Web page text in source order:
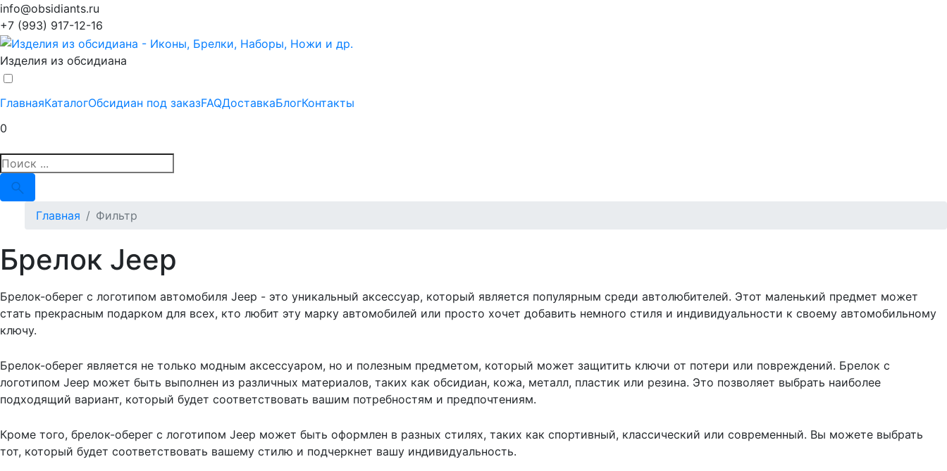
info@obsidiants.ru
+7 (993) 917-12-16
Изделия из обсидиана
ГлавнаяКаталогОбсидиан под заказFAQДоставкаБлогКонтакты
0
Главная Фильтр
Брелок Jeep
Брелок-оберег с логотипом автомобиля Jeep - это уникальный аксессуар, который является популярным среди автолюбителей. Этот маленький предмет может
стать прекрасным подарком для всех, кто любит эту марку автомобилей или просто хочет добавить немного стиля и индивидуальности к своему автомобильному
ключу.
Брелок-оберег является не только модным аксессуаром, но и полезным предметом, который может защитить ключи от потери или повреждений. Брелок с
логотипом Jeep может быть выполнен из различных материалов, таких как обсидиан, кожа, металл, пластик или резина. Это позволяет выбрать наиболее
подходящий вариант, который будет соответствовать вашим потребностям и предпочтениям.
Кроме того, брелок-оберег с логотипом Jeep может быть оформлен в разных стилях, таких как спортивный, классический или современный. Вы можете выбрать
тот, который будет соответствовать вашему стилю и подчеркнет вашу индивидуальность.